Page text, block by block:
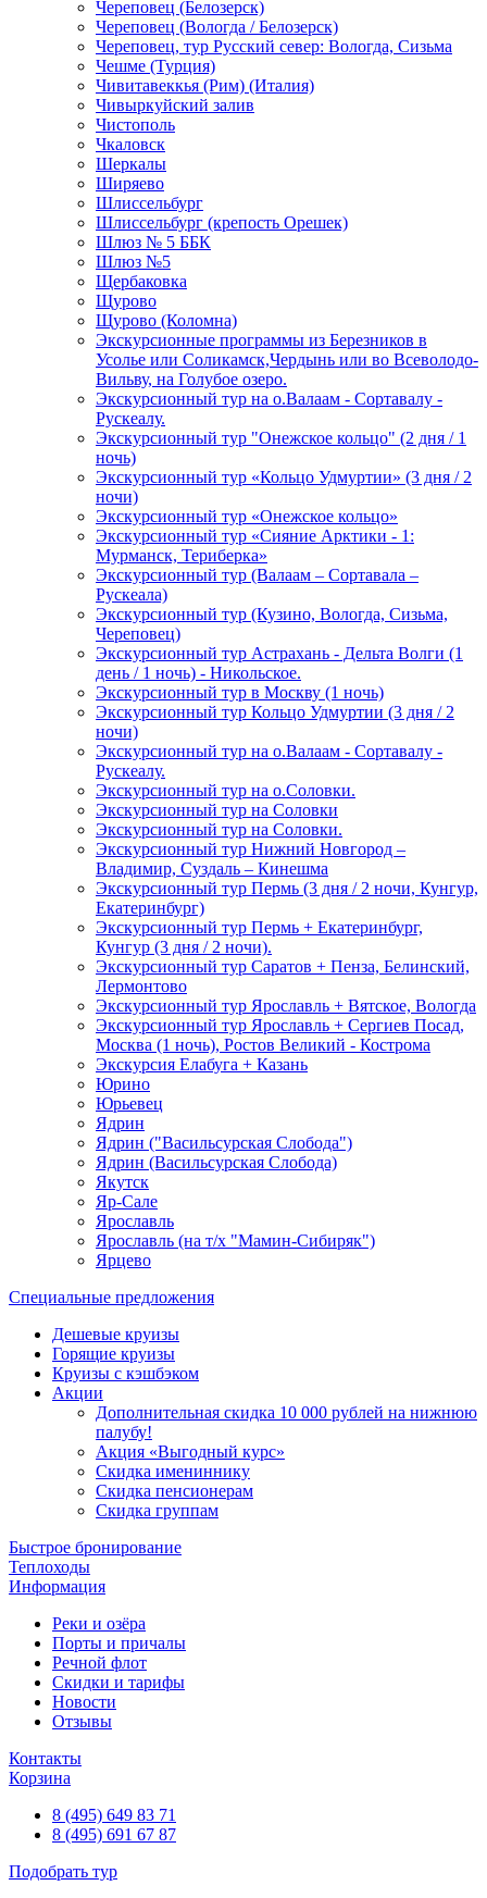
Череповец (Белозерск)
Череповец (Вологда / Белозерск)
Череповец, тур Русский север: Вологда, Сизьма
Чешме (Турция)
Чивитавеккья (Рим) (Италия)
Чивыркуйский залив
Чистополь
Чкаловск
Шеркалы
Ширяево
Шлиссельбург
Шлиссельбург (крепость Орешек)
Шлюз № 5 ББК
Шлюз №5
Щербаковка
Щурово
Щурово (Коломна)
Экскурсионные программы из Березников в
Усолье или Соликамск,Чердынь или во Всеволодо-
Вильву, на Голубое озеро.
Экскурсионный тур на о.Валаам - Сортавалу -
Рускеалу.
Экскурсионный тур "Онежское кольцо" (2 дня / 1
ночь)
Экскурсионный тур «Кольцо Удмуртии» (3 дня / 2
ночи)
Экскурсионный тур «Онежское кольцо»
Экскурсионный тур «Сияние Арктики - 1:
Мурманск, Териберка»
Экскурсионный тур (Валаам – Сортавала –
Рускеала)
Экскурсионный тур (Кузино, Вологда, Сизьма,
Череповец)
Экскурсионный тур Астрахань - Дельта Волги (1
день / 1 ночь) - Никольское.
Экскурсионный тур в Москву (1 ночь)
Экскурсионный тур Кольцо Удмуртии (3 дня / 2
ночи)
Экскурсионный тур на о.Валаам - Сортавалу -
Рускеалу.
Экскурсионный тур на о.Соловки.
Экскурсионный тур на Соловки
Экскурсионный тур на Соловки.
Экскурсионный тур Нижний Новгород –
Владимир, Суздаль – Кинешма
Экскурсионный тур Пермь (3 дня / 2 ночи, Кунгур,
Екатеринбург)
Экскурсионный тур Пермь + Екатеринбург,
Кунгур (3 дня / 2 ночи).
Экскурсионный тур Саратов + Пенза, Белинский,
Лермонтово
Экскурсионный тур Ярославль + Вятское, Вологда
Экскурсионный тур Ярославль + Сергиев Посад,
Москва (1 ночь), Ростов Великий - Кострома
Экскурсия Елабуга + Казань
Юрино
Юрьевец
Ядрин
Ядрин ("Васильсурская Слобода")
Ядрин (Васильсурская Слобода)
Якутск
Яр-Сале
Ярославль
Ярославль (на т/х "Мамин-Сибиряк")
Ярцево
Специальные предложения
Дешевые круизы
Горящие круизы
Круизы с кэшбэком
Акции
Дополнительная скидка 10 000 рублей на нижнюю
палубу!
Акция «Выгодный курс»
Скидка имениннику
Скидка пенсионерам
Скидка группам
Быстрое бронирование
Теплоходы
Информация
Реки и озёра
Порты и причалы
Речной флот
Скидки и тарифы
Новости
Отзывы
Контакты
Корзина
8 (495) 649 83 71
8 (495) 691 67 87
Подобрать тур